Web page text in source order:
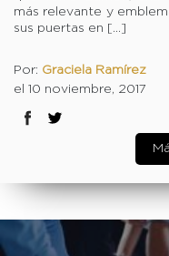
más relevante y
sus puertas en […]
Por: Graciela Ramírez
el 10 noviembre, 2017